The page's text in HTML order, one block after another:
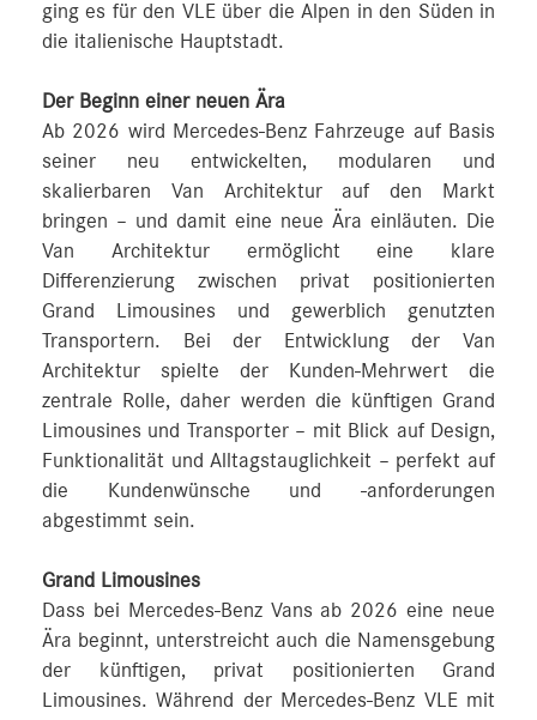
ging es für den VLE über die Alpen in den Süden in
die italienische Hauptstadt.
Der Beginn einer neuen Ära
Ab 2026 wird Mercedes‑Benz Fahrzeuge auf Basis
seiner neu entwickelten, modularen und
skalierbaren Van Architektur auf den Markt
bringen – und damit eine neue Ära einläuten. Die
Van Architektur ermöglicht eine klare
Differenzierung zwischen privat positionierten
Grand Limousines und gewerblich genutzten
Transportern. Bei der Entwicklung der Van
Architektur spielte der Kunden-Mehrwert die
zentrale Rolle, daher werden die künftigen Grand
Limousines und Transporter – mit Blick auf Design,
Funktionalität und Alltagstauglichkeit – perfekt auf
die Kundenwünsche und -anforderungen
abgestimmt sein.
Grand Limousines
Dass bei Mercedes‑Benz Vans ab 2026 eine neue
Ära beginnt, unterstreicht auch die Namensgebung
der künftigen, privat positionierten Grand
Limousines. Während der Mercedes‑Benz VLE mit